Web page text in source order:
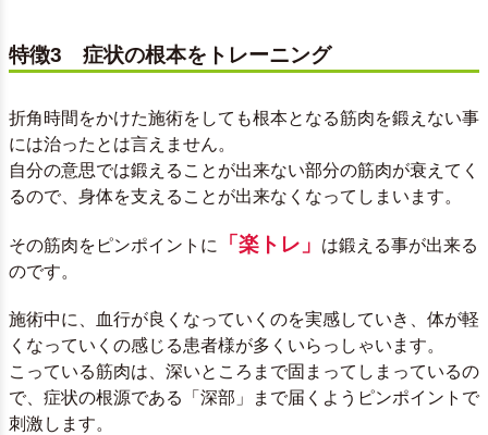
特徴3 症状の根本をトレーニング
折角時間をかけた施術をしても根本となる筋肉を鍛えない事
には治ったとは言えません。
自分の意思では鍛えることが出来ない部分の筋肉が衰えてく
るので、身体を支えることが出来なくなってしまいます。
その筋肉をピンポイントに 「楽トレ」
は鍛える事が出来る
のです。
施術中に、血行が良くなっていくのを実感していき、体が軽
くなっていくの感じる患者様が多くいらっしゃいます。
こっている筋肉は、深いところまで固まってしまっているの
で、症状の根源である「深部」まで届くようピンポイントで
刺激します。